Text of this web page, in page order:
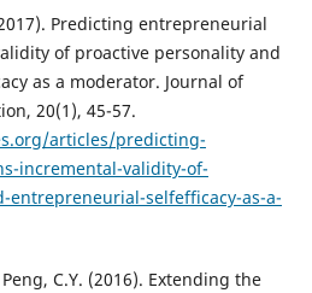
Predicting entrepreneurial
of proactive personality and
as a moderator. Journal of
20(1), 45-57.
articles/predicting-
incremental-validity-of-
entrepreneurial-selfefficacy-as-a-
C.Y. (2016). Extending the